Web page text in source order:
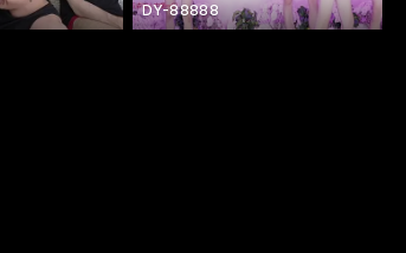
DY-88888